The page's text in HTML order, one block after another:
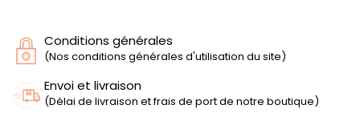
Conditions générales
(Nos conditions générales d'utilisation du site)
Envoi et livraison
(Délai de livraison et frais de port de notre boutique)